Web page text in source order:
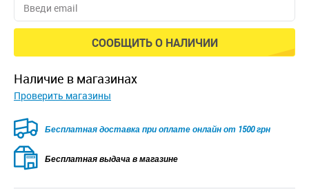
СООБЩИТЬ О НАЛИЧИИ
наличие в магазинах
Проверить магазины
Бесплатная доставка при оплате онлайн от 1500 грн
Бесплатная выдача в магазине